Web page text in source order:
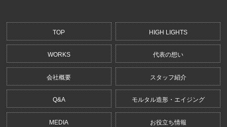
TOP HIGH LIGHTS
WORKS 代表の想い
会社概要 スタッフ紹介
Q&A モルタル造形・エイジング
MEDIA お役立ち情報